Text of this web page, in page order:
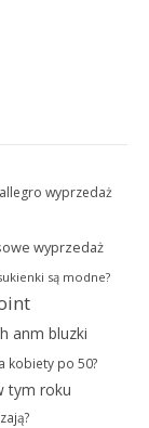
allegro wyprzedaż
wyprzedaż
są modne?
h anm bluzki
kobiety po 50?
tym roku